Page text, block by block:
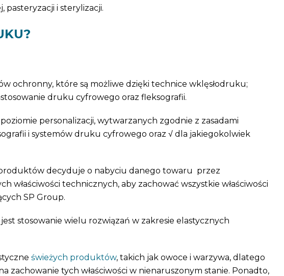
pasteryzacji i sterylizacji.
ochronny, które są możliwe dzięki technice wklęsłodruku;
druku cyfrowego oraz fleksografii.
personalizacji, wytwarzanych zgodnie z zasadami
i systemów druku cyfrowego oraz √ dla jakiegokolwiek
decyduje o nabyciu danego towaru przez
właściwości technicznych, aby zachować wszystkie właściwości
SP Group.
stosowanie wielu rozwiązań w zakresie elastycznych
świeżych produktów, takich jak owoce i warzywa, dlatego
zachowanie tych właściwości w nienaruszonym stanie. Ponadto,